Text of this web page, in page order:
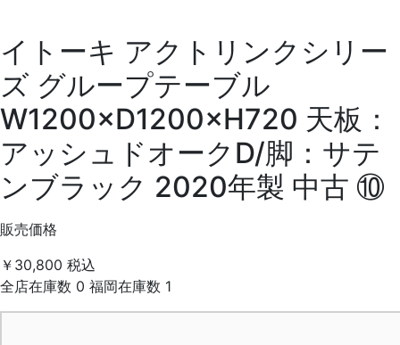
イトーキ アクトリンクシリー
ズ グループテーブル
W1200×D1200×H720 天板：
アッシュドオークD/脚：サテ
ンブラック 2020年製 中古 ⑩
販売価格
￥30,800 税込
全店在庫数 0 福岡在庫数 1